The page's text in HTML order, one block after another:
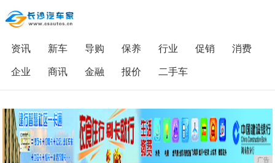
资讯 新车 导购 保养 行业 促销
消费
企业
商讯 金融 报价 二手车
广告